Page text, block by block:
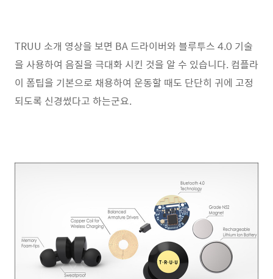
TRUU 소개 영상을 보면 BA 드라이버와 블루투스 4.0 기술
을 사용하여 음질을 극대화 시킨 것을 알 수 있습니다. 컴플라
이 폼팁을 기본으로 채용하여 운동할 때도 단단히 귀에 고정
되도록 신경썼다고 하는군요.